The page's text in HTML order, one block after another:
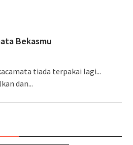
Bekasmu
tiada terpakai lagi...
dan...